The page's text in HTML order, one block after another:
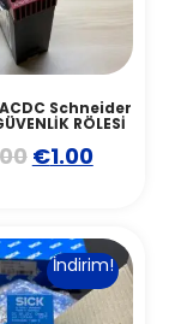
Schneider
RÖLESİ
€1.00
İndirim!